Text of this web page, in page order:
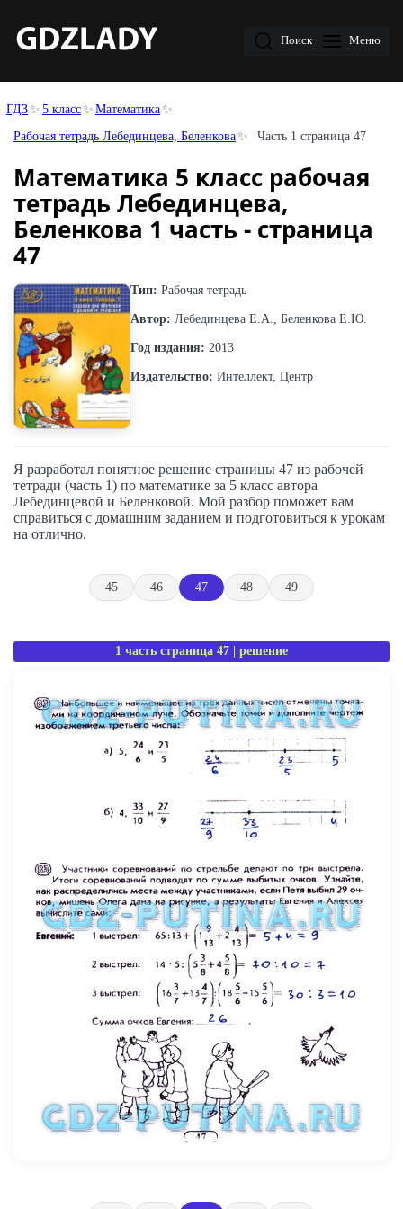
Поиск Меню
ГДЗ 5 класс
Математика
Рабочая тетрадь Лебединцева, Беленкова
Часть 1 страница 47
Математика 5 класс рабочая
тетрадь Лебединцева,
Беленкова 1 часть - страница
47
Тип: Рабочая тетрадь
Автор: Лебединцева Е.А., Беленкова Е.Ю.
Год издания: 2013
Издательство: Интеллект, Центр
Я разработал понятное решение страницы 47 из рабочей
тетради (часть 1) по математике за 5 класс автора
Лебединцевой и Беленковой. Мой разбор поможет вам
справиться с домашним заданием и подготовиться к урокам
на отлично.
45 46 47 48 49
1 часть страница 47 | решение